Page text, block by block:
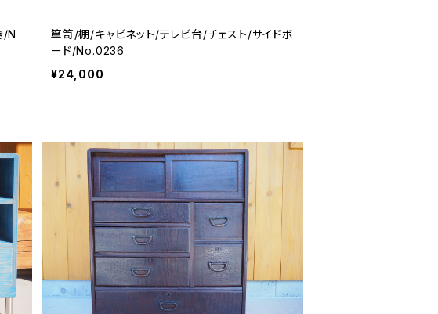
/N
箪笥/棚/キャビネット/テレビ台/チェスト/サイドボ
ード/No.0236
¥24,000